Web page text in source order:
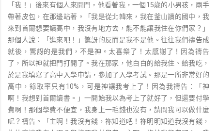
「我！」後來有個人來開門，他看著我，一個15歲的小男孩，兩手
帶著皮包，在那邊站著。「我是從北韓來，我在釜山讀的國中，我
來到首爾想要讀高中，我沒有地方去，能不能讓我住在你們家？」
那個人說：「進來吧！」驚訝的反而是我不是他。往往我們禱告成
就後，驚訝的是我們，不是神。太喜樂了！太感謝了！因為禱告
了，所以神就把門打開了。我在那家，他白白的給我住、給我吃，
於是我填寫了高中入學申請，參加了入學考試。那是一所非常好的
高中，錄取率只有10%，可是神讓我考上了！因為我禱告：「神
啊！我想到首爾讀書。」一開始我以為考上了就好了，但還要付學
費啊！那個學費不便宜，我身上一毛錢也沒有，請問我可以做什麼
呢？禱告。「主啊！我沒有錢，祢知道吧！祢明明知道我沒有錢，